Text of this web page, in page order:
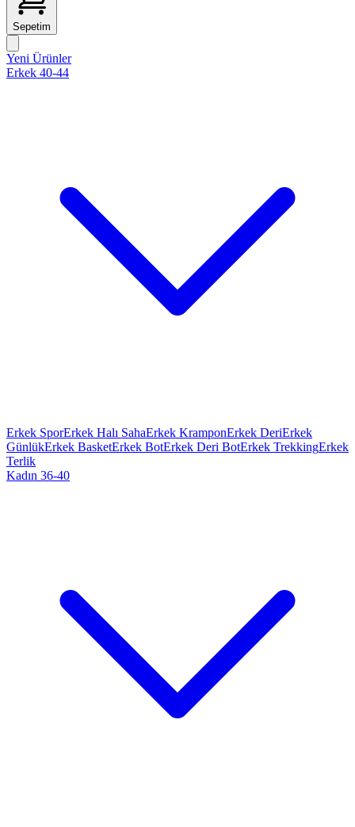
Sepetim
Yeni Ürünler
Erkek 40-44
Erkek SporErkek Halı SahaErkek KramponErkek DeriErkek
GünlükErkek BasketErkek BotErkek Deri BotErkek TrekkingErkek
Terlik
Kadın 36-40